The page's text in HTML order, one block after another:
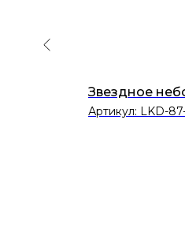
Звездное
Артикул: LKD-